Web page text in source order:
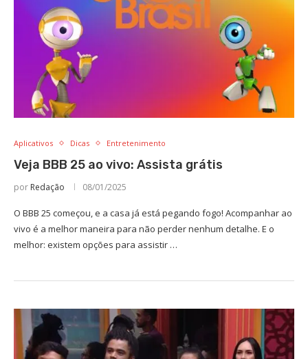
Aplicativos Dicas Entretenimento
Veja BBB 25 ao vivo: Assista grátis
por Redação 08/01/2025
O BBB 25 começou, e a casa já está pegando fogo! Acompanhar ao
vivo é a melhor maneira para não perder nenhum detalhe. E o
melhor: existem opções para assistir …